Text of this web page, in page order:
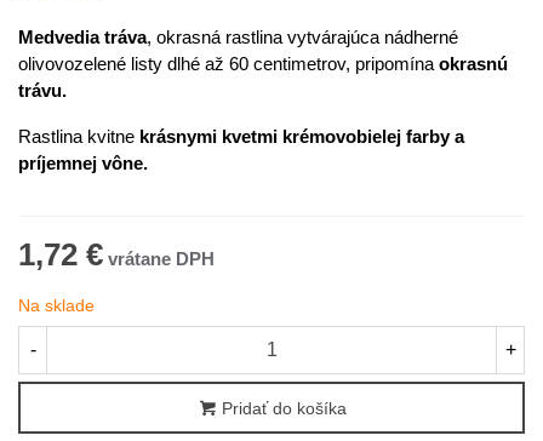
Medvedia tráva, okrasná rastlina vytvárajúca nádherné
olivovozelené listy dlhé až 60 centimetrov, pripomína okrasnú
trávu.
Rastlina kvitne krásnymi kvetmi krémovobielej farby a
príjemnej vône.
1,72 €
Na sklade
- +
Pridať do košíka